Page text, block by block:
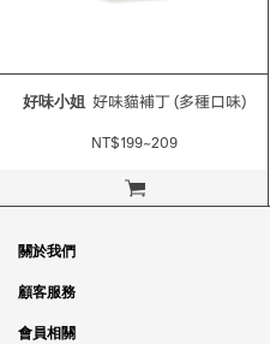
立即購買
好味小姐 好味貓補丁 (多種口味)
NT$199~209
關於我們
品牌故事
銷售據點
顧客服務
訂單問題
會員相關